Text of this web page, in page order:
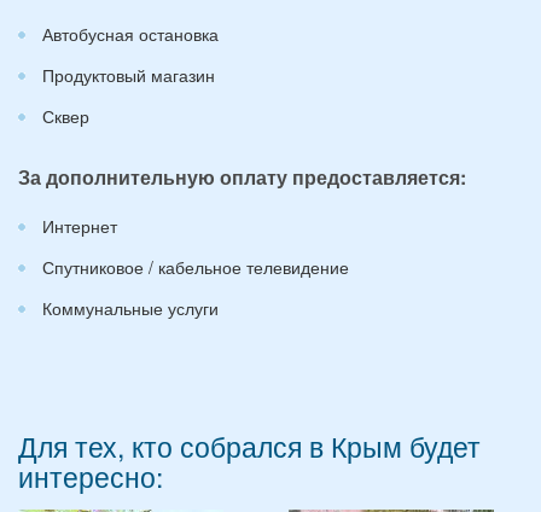
Автобусная остановка
Продуктовый магазин
Сквер
За дополнительную оплату предоставляется:
Интернет
Спутниковое / кабельное телевидение
Коммунальные услуги
Для тех, кто собрался в Крым будет
интересно: